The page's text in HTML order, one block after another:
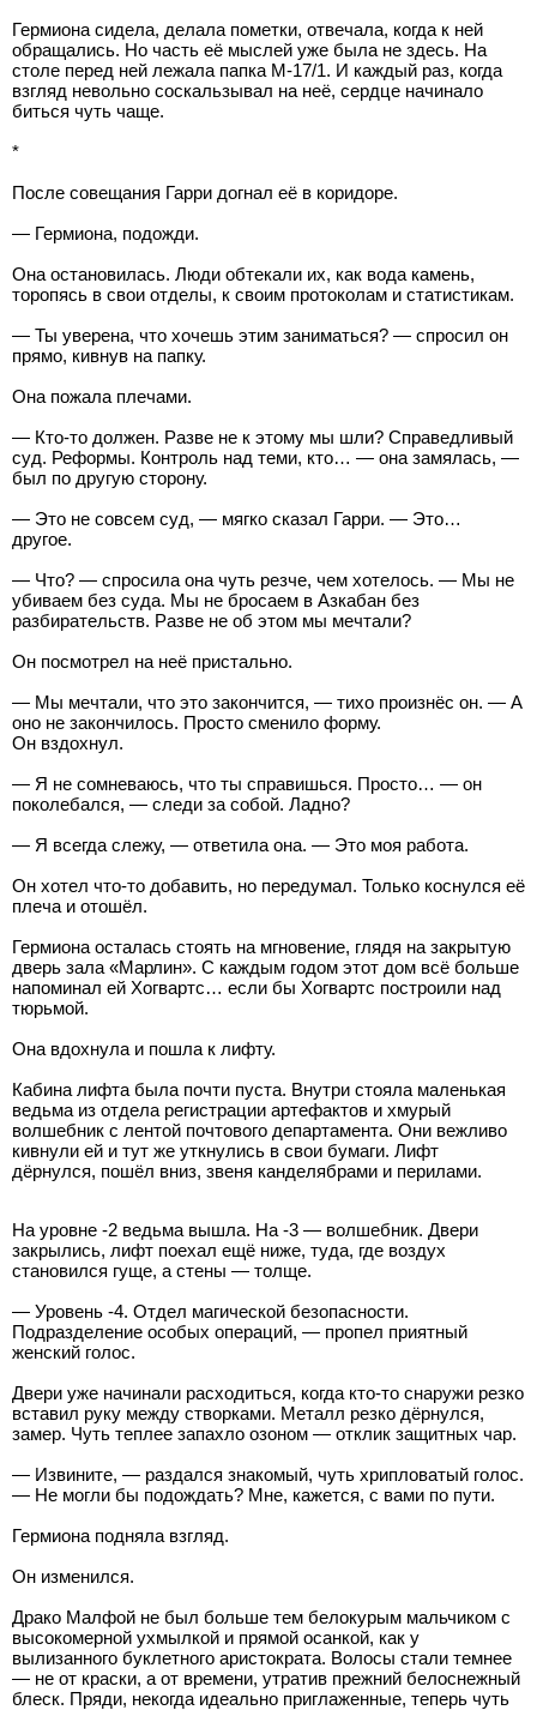
Гермиона сидела, делала пометки, отвечала, когда к ней
обращались. Но часть её мыслей уже была не здесь. На
столе перед ней лежала папка M-17/1. И каждый раз, когда
взгляд невольно соскальзывал на неё, сердце начинало
биться чуть чаще.
*
После совещания Гарри догнал её в коридоре.
— Гермиона, подожди.
Она остановилась. Люди обтекали их, как вода камень,
торопясь в свои отделы, к своим протоколам и статистикам.
— Ты уверена, что хочешь этим заниматься? — спросил он
прямо, кивнув на папку.
Она пожала плечами.
— Кто-то должен. Разве не к этому мы шли? Справедливый
суд. Реформы. Контроль над теми, кто… — она замялась, —
был по другую сторону.
— Это не совсем суд, — мягко сказал Гарри. — Это…
другое.
— Что? — спросила она чуть резче, чем хотелось. — Мы не
убиваем без суда. Мы не бросаем в Азкабан без
разбирательств. Разве не об этом мы мечтали?
Он посмотрел на неё пристально.
— Мы мечтали, что это закончится, — тихо произнёс он. — А
оно не закончилось. Просто сменило форму.
Он вздохнул.
— Я не сомневаюсь, что ты справишься. Просто… — он
поколебался, — следи за собой. Ладно?
— Я всегда слежу, — ответила она. — Это моя работа.
Он хотел что-то добавить, но передумал. Только коснулся её
плеча и отошёл.
Гермиона осталась стоять на мгновение, глядя на закрытую
дверь зала «Марлин». С каждым годом этот дом всё больше
напоминал ей Хогвартс… если бы Хогвартс построили над
тюрьмой.
Она вдохнула и пошла к лифту.
Кабина лифта была почти пуста. Внутри стояла маленькая
ведьма из отдела регистрации артефактов и хмурый
волшебник с лентой почтового департамента. Они вежливо
кивнули ей и тут же уткнулись в свои бумаги. Лифт
дёрнулся, пошёл вниз, звеня канделябрами и перилами.
На уровне -2 ведьма вышла. На -3 — волшебник. Двери
закрылись, лифт поехал ещё ниже, туда, где воздух
становился гуще, а стены — толще.
— Уровень -4. Отдел магической безопасности.
Подразделение особых операций, — пропел приятный
женский голос.
Двери уже начинали расходиться, когда кто-то снаружи резко
вставил руку между створками. Металл резко дёрнулся,
замер. Чуть теплее запахло озоном — отклик защитных чар.
— Извините, — раздался знакомый, чуть хрипловатый голос.
— Не могли бы подождать? Мне, кажется, с вами по пути.
Гермиона подняла взгляд.
Он изменился.
Драко Малфой не был больше тем белокурым мальчиком с
высокомерной ухмылкой и прямой осанкой, как у
вылизанного буклетного аристократа. Волосы стали темнее
— не от краски, а от времени, утратив прежний белоснежный
блеск. Пряди, некогда идеально приглаженные, теперь чуть